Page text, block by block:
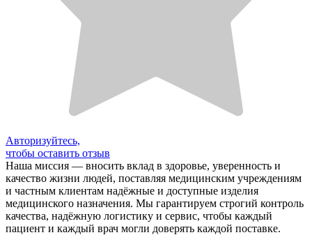
Авторизуйтесь,
чтобы оставить отзыв
Наша миссия — вносить вклад в здоровье, уверенность и
качество жизни людей, поставляя медицинским учреждениям
и частным клиентам надёжные и доступные изделия
медицинского назначения. Мы гарантируем строгий контроль
качества, надёжную логистику и сервис, чтобы каждый
пациент и каждый врач могли доверять каждой поставке.